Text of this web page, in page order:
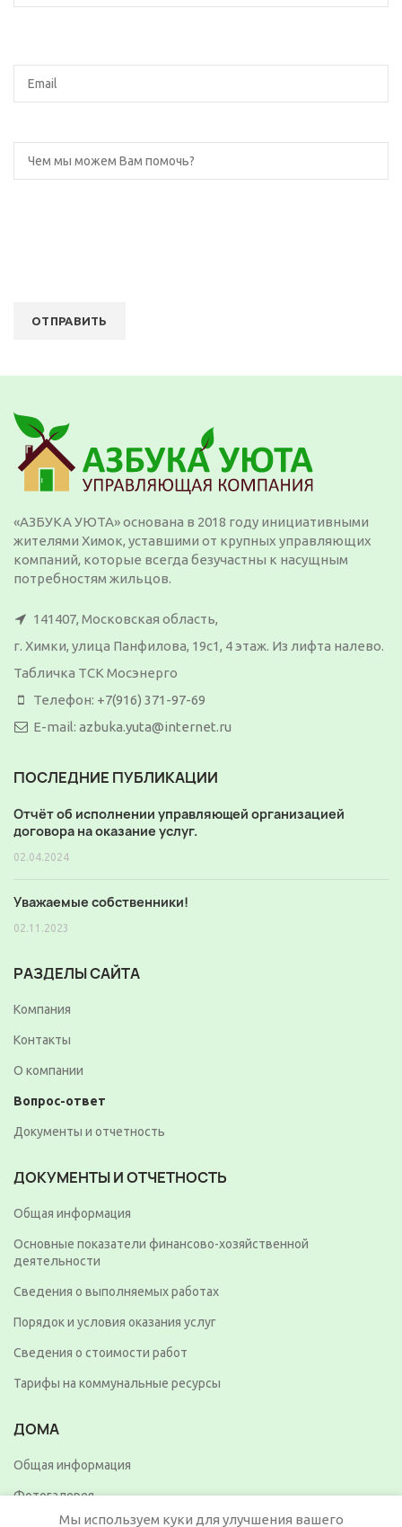
«АЗБУКА УЮТА» основана в 2018 году инициативными
жителями Химок, уставшими от крупных управляющих
компаний, которые всегда безучастны к насущным
потребностям жильцов.
141407, Московская область,
г. Химки, улица Панфилова, 19с1, 4 этаж. Из лифта налево.
Табличка ТСК Мосэнерго
Телефон: +7(916) 371-97-69
E-mail: azbuka.yuta@internet.ru
ПОСЛЕДНИЕ ПУБЛИКАЦИИ
Отчёт об исполнении управляющей организацией
договора на оказание услуг.
02.04.2024
Уважаемые собственники!
02.11.2023
РАЗДЕЛЫ САЙТА
Компания
Контакты
О компании
Вопрос-ответ
Документы и отчетность
ДОКУМЕНТЫ И ОТЧЕТНОСТЬ
Общая информация
Основные показатели финансово-хозяйственной
деятельности
Сведения о выполняемых работах
Порядок и условия оказания услуг
Сведения о стоимости работ
Тарифы на коммунальные ресурсы
ДОМА
Общая информация
Фотогалерея
Мы используем куки для улучшения вашего